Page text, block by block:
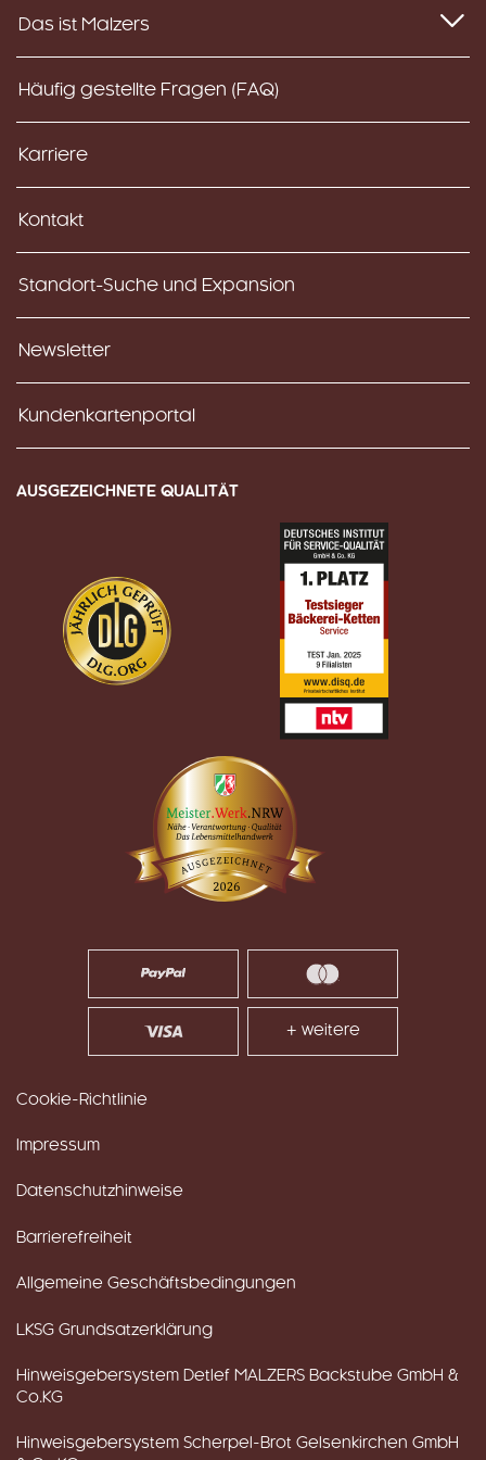
Das ist Malzers
Häufig gestellte Fragen (FAQ)
Karriere
Kontakt
Standort-Suche und Expansion
Newsletter
Kundenkartenportal
AUSGEZEICHNETE QUALITÄT
+ weitere
Cookie-Richtlinie
Impressum
Datenschutzhinweise
Barrierefreiheit
Allgemeine Geschäftsbedingungen
LKSG Grundsatzerklärung
Hinweisgebersystem Detlef MALZERS Backstube GmbH &
Co.KG
Hinweisgebersystem Scherpel-Brot Gelsenkirchen GmbH